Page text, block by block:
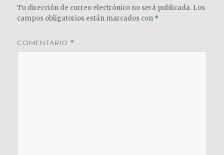
Tu dirección de correo electrónico no será publicada. Los
campos obligatorios están marcados con *
COMENTARIO *